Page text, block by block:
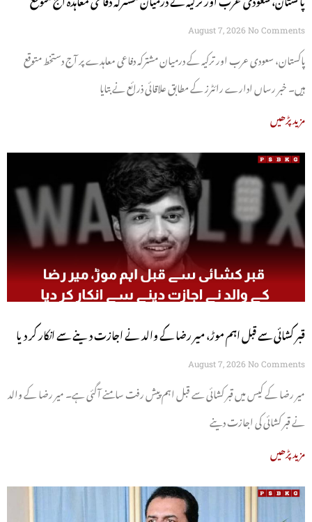
August 7, 2026 No Comments
پاکستان، سعودی عرب اور ترکیہ کے درمیان مشترکہ دفاعی معاہدے پر آج دستخط متوقع
ہیں۔ خبر رساں ادارے رائٹرز کے مطابق علاقائی ذرائع نے بتایا
مزید پڑھیں
قبر کشائی سے قبل اہم موڑ، میر رضا کے والد نے اجازت دینے سے انکار کر دیا
August 7, 2026 No Comments
میر رضا کے کیس میں قبر کشائی سے قبل اہم پیش رفت سامنے آگئی ہے۔ میر رضا کے والد
نے قبر کشائی کی اجازت دینے
مزید پڑھیں